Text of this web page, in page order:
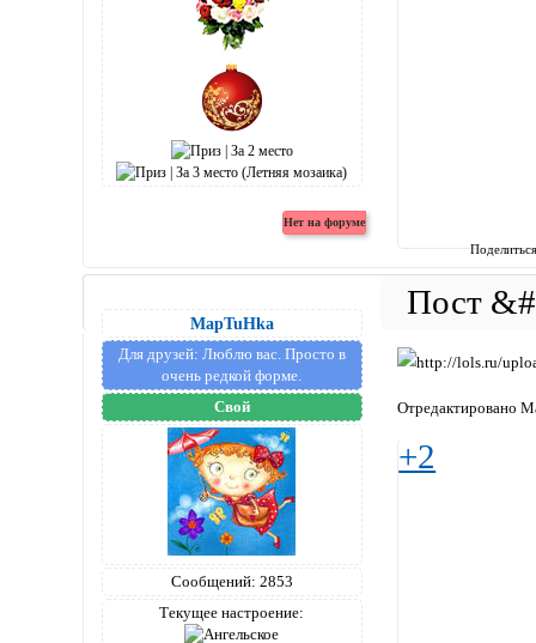
MapTuHka
Для друзей: Люблю вас. Просто в
очень редкой форме.
Свой
Сообщений: 2853
Текущее настроение:
Отредактировано
+2